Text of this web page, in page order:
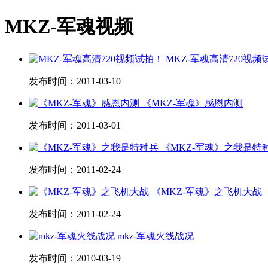
MKZ-军魂视频
MKZ-军魂高清720视频
发布时间： 2011-03-10
《MKZ-军魂》感恩内测
发布时间： 2011-03-01
《MKZ-军魂》之我是特
发布时间： 2011-02-24
《MKZ-军魂》之飞机大战
发布时间： 2011-02-24
mkz-军魂火线战况
发布时间： 2010-03-19